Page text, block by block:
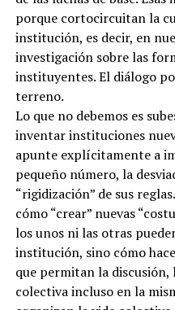
porque cortocircuitan la
institución, es decir, en
investigación sobre las
instituyentes. El diálogo
terreno.
Lo que no debemos es
inventar instituciones
apunte explícitamente a
pequeño número, la
“rigidización” de sus
cómo “crear” nuevas
los unos ni las otras
institución, sino cómo
que permitan la
colectiva incluso en la